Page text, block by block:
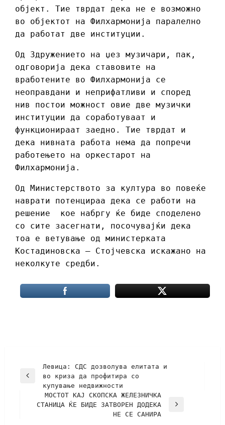
објект. Тие тврдат дека не е возможно
во објектот на Филхармонија паралелно
да работат две институции.
Од Здружението на џез музичари, пак,
одговорија дека ставовите на
вработените во Филхармонија се
неоправдани и неприфатливи и според
нив постои можност овие две музички
институции да соработуваат и
функционираат заедно. Тие тврдат и
дека нивната работа нема да попречи
работењето на оркестарот на
Филхармонија.
Од Министерството за култура во повеќе
наврати потенцираа дека се работи на
решение кое набргу ќе биде споделено
со сите засегнати, посочувајќи дека
тоа е ветување од министерката
Костадиновска – Стојчевска искажано на
неколкуте средби.
Левица: СДС дозволува елитата и
во криза да профитира со
купување недвижности
МОСТОТ КАЈ СКОПСКА ЖЕЛЕЗНИЧКА
СТАНИЦА ЌЕ БИДЕ ЗАТВОРЕН ДОДЕКА
НЕ СЕ САНИРА